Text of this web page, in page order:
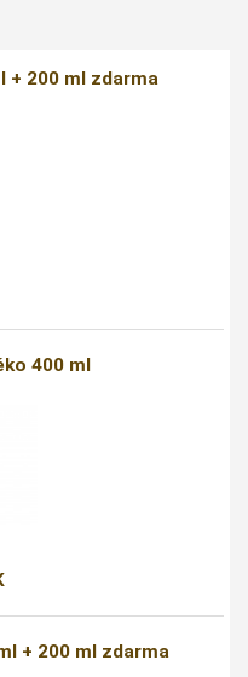
+ 200 ml zdarma
400 ml
+ 200 ml zdarma